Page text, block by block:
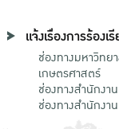
แจ้งเรื่องการร้อง
ช่องทางมหาวิทย
เกษตรศาสตร์
ช่องทางสำนักงา
ช่องทางสำนักงา